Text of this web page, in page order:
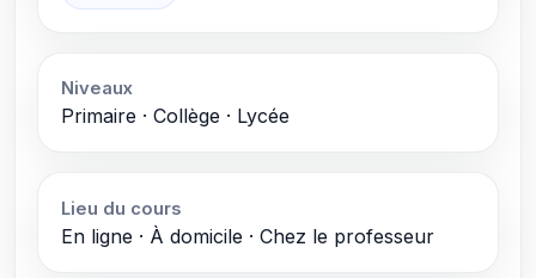
Niveaux
Primaire · Collège · Lycée
Lieu du cours
En ligne · À domicile · Chez le professeur